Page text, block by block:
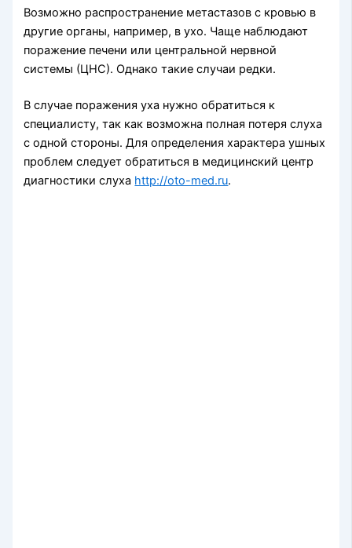
Возможно распространение метастазов с кровью в
другие органы, например, в ухо. Чаще наблю­дают
поражение печени или центральной нервной
системы (ЦНС). Однако такие случаи редки.
В случае поражения уха нужно обратиться к
специалисту, так как возможна полная потеря слуха
с одной стороны. Для определения характера ушных
проблем следует обратиться в медицинский центр
диагностики слуха http://oto-med.ru.